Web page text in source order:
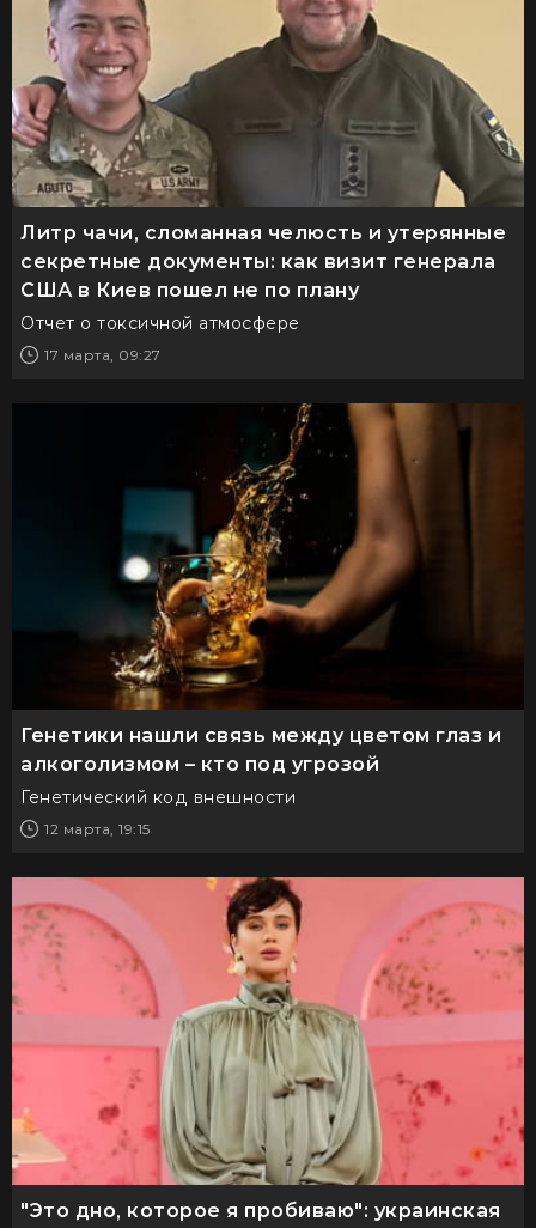
Литр чачи, сломанная челюсть и утерянные
секретные документы: как визит генерала
США в Киев пошел не по плану
Отчет о токсичной атмосфере
17 марта, 09:27
Генетики нашли связь между цветом глаз и
алкоголизмом – кто под угрозой
Генетический код внешности
12 марта, 19:15
"Это дно, которое я пробиваю": украинская